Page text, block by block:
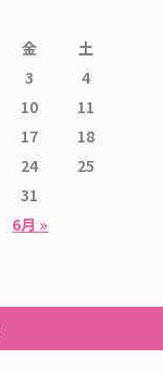
金 土
6月 »
3
4
10
11
17
18
24
25
31